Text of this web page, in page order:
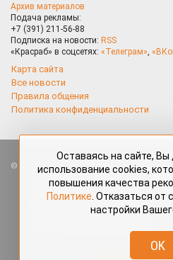
Архив материалов
Подача рекламы:
+7 (391) 211-56-88
Подписка на новости: RSS
«Красраб» в соцсетях: «Телеграм»,
Карта сайта
Все новости
Правила общения
Политика конфиденциальности
Все права защищены. Любые
«Красраб.ру» сотрудниками
и читателями, являются объектами
частичное использование
«Красраб.ру», допускается только с
redaktor@krasrab.krsn.ru.
Оставаясь на сайте, Вы
использование cookies,
повышения качества
Политике . Отказаться
настройки
OK